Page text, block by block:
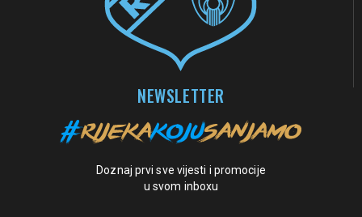
NEWSLETTER
Doznaj prvi sve vijesti i promocije
u svom inboxu